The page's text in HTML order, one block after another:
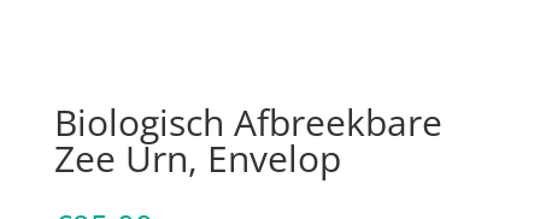
Biologisch Afbreekbare
Zee Urn, Envelop